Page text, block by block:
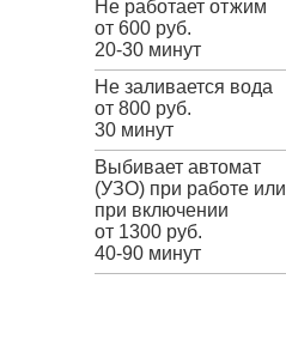
Не работает отжим
от 600 руб.
20-30 минут
Не заливается вода
от 800 руб.
30 минут
Выбивает автомат
(УЗО) при работе или
при включении
от 1300 руб.
40-90 минут